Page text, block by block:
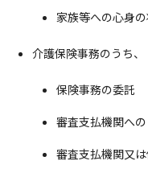
家族等への心身
介護保険事務のうち、
保険事務の委託
審査支払機関へ
審査支払機関又